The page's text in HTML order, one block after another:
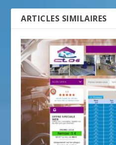
ARTICLES SIMILAIRES